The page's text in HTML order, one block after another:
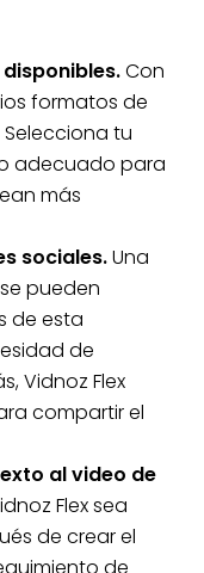
Con
formatos de
tu
adecuado para
más
sociales.Una
pueden
de esta
de
Vidnoz Flex
compartir el
al video de
Flex sea
de crear el
de